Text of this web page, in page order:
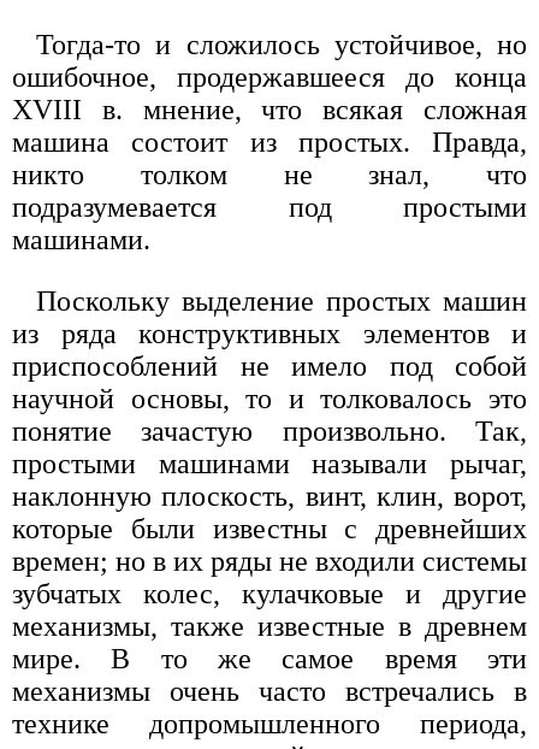
Тогда-то и сложилось устойчивое, но
ошибочное, продержавшееся до конца
XVIII в. мнение, что всякая сложная
машина состоит из простых. Правда,
никто толком не знал, что
подразумевается под простыми
машинами.
Поскольку выделение простых машин
из ряда конструктивных элементов и
приспособлений не имело под собой
научной основы, то и толковалось это
понятие зачастую произвольно. Так,
простыми машинами называли рычаг,
наклонную плоскость, винт, клин, ворот,
которые были известны с древнейших
времен; но в их ряды не входили системы
зубчатых колес, кулачковые и другие
механизмы, также известные в древнем
мире. В то же самое время эти
механизмы очень часто встречались в
технике допромышленного периода,